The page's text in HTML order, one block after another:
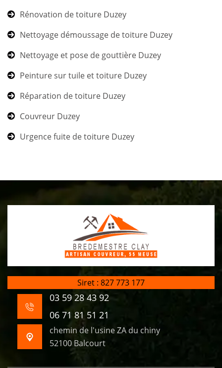
Rénovation de toiture Duzey
Nettoyage démoussage de toiture Duzey
Nettoyage et pose de gouttière Duzey
Peinture sur tuile et toiture Duzey
Réparation de toiture Duzey
Couvreur Duzey
Urgence fuite de toiture Duzey
Siret : 827 773 177
03 59 28 43 92
06 71 81 51 21
chemin de l'usine ZA du chiny
52100 Balcourt